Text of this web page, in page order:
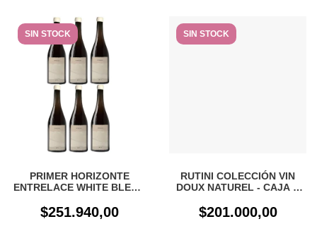
SIN STOCK
PRIMER HORIZONTE
ENTRELACE WHITE BLEND
$251.940,00
SIN STOCK
RUTINI COLECCIÓN VIN
DOUX NATUREL - CAJA X
$201.000,00